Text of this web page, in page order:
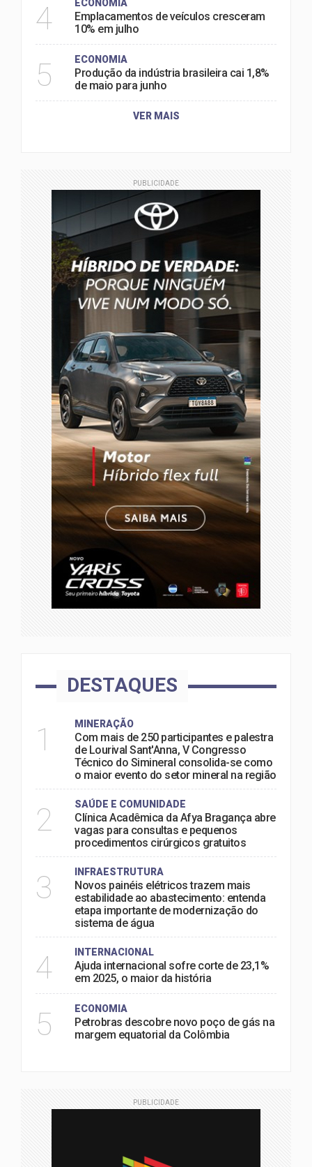
4 ECONOMIA
Emplacamentos de veículos cresceram
10% em julho
5 ECONOMIA
Produção da indústria brasileira cai 1,8%
de maio para junho
VER MAIS
PUBLICIDADE
DESTAQUES
1 MINERAÇÃO
Com mais de 250 participantes e palestra
de Lourival Sant'Anna, V Congresso
Técnico do Simineral consolida-se como
o maior evento do setor mineral na região
2 SAÚDE E COMUNIDADE
Clínica Acadêmica da Afya Bragança abre
vagas para consultas e pequenos
procedimentos cirúrgicos gratuitos
3 INFRAESTRUTURA
Novos painéis elétricos trazem mais
estabilidade ao abastecimento: entenda
etapa importante de modernização do
sistema de água
4 INTERNACIONAL
Ajuda internacional sofre corte de 23,1%
em 2025, o maior da história
5 ECONOMIA
Petrobras descobre novo poço de gás na
margem equatorial da Colômbia
PUBLICIDADE